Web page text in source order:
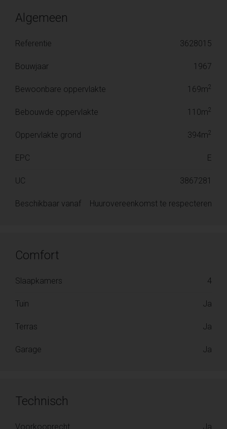
Algemeen
Referentie 3628015
Bouwjaar 1967
Bewoonbare oppervlakte 169m2
Bebouwde oppervlakte 110m2
Oppervlakte grond 394m2
EPC E
UC 3867281
Beschikbaar vanaf Huurovereenkomst te respecteren
Comfort
Slaapkamers 4
Tuin Ja
Terras Ja
Garage Ja
Technisch
Voorkooprecht Ja